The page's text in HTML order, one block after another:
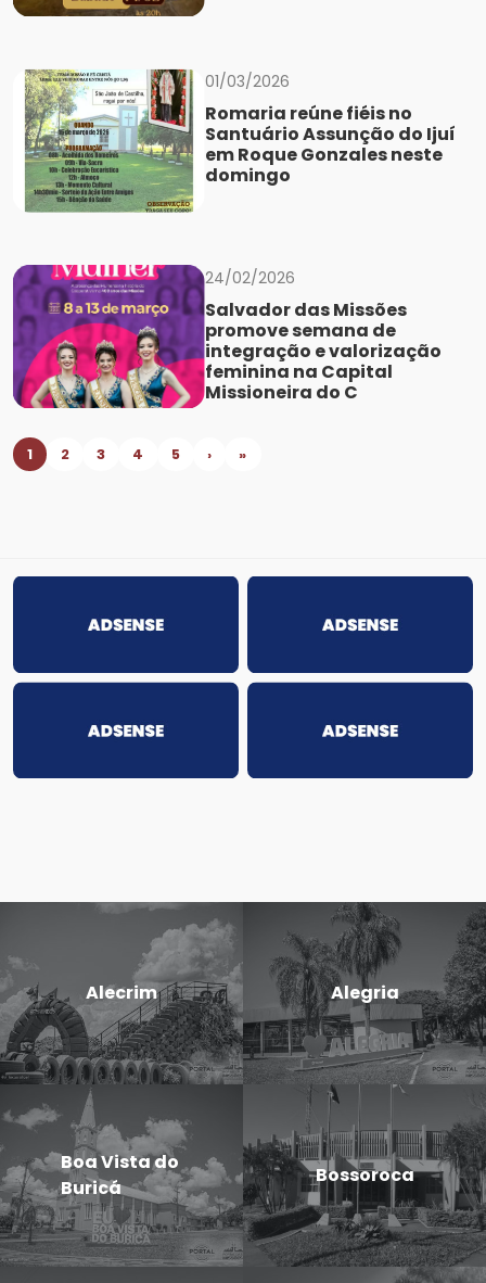
01/03/2026
Romaria reúne fiéis no
Santuário Assunção do Ijuí
em Roque Gonzales neste
domingo
24/02/2026
Salvador das Missões
promove semana de
integração e valorização
feminina na Capital
Missioneira do C
1 2 3 4 5 › »
Alecrim Alegria
Boa Vista do
Buricá
Bossoroca